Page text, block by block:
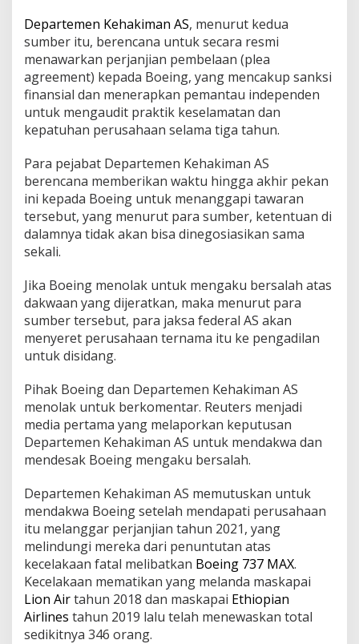
M
A
X
L
i
o
n
A
i
Departemen Kehakiman AS, menurut kedua
sumber itu, berencana untuk secara resmi
menawarkan perjanjian pembelaan (plea
agreement) kepada Boeing, yang mencakup sanksi
finansial dan menerapkan pemantau independen
untuk mengaudit praktik keselamatan dan
kepatuhan perusahaan selama tiga tahun.
Para pejabat Departemen Kehakiman AS
berencana memberikan waktu hingga akhir pekan
ini kepada Boeing untuk menanggapi tawaran
tersebut, yang menurut para sumber, ketentuan di
dalamnya tidak akan bisa dinegosiasikan sama
sekali.
Jika Boeing menolak untuk mengaku bersalah atas
dakwaan yang dijeratkan, maka menurut para
sumber tersebut, para jaksa federal AS akan
menyeret perusahaan ternama itu ke pengadilan
untuk disidang.
Pihak Boeing dan Departemen Kehakiman AS
menolak untuk berkomentar. Reuters menjadi
media pertama yang melaporkan keputusan
Departemen Kehakiman AS untuk mendakwa dan
mendesak Boeing mengaku bersalah.
Departemen Kehakiman AS memutuskan untuk
mendakwa Boeing setelah mendapati perusahaan
itu melanggar perjanjian tahun 2021, yang
melindungi mereka dari penuntutan atas
kecelakaan fatal melibatkan Boeing 737 MAX.
Kecelakaan mematikan yang melanda maskapai
Lion Airtahun 2018 dan maskapai Ethiopian
Airlines tahun 2019 lalu telah menewaskan total
sedikitnya 346 orang.